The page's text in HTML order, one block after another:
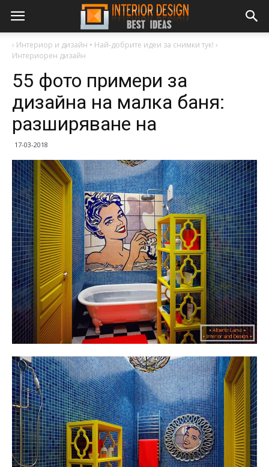
› Интериор и дизайн • Най-добрите идеи за снимки тук! ›
Интериорен дизайн
55 фото примери за
дизайна на малка баня:
разширяване на
17-03-2018